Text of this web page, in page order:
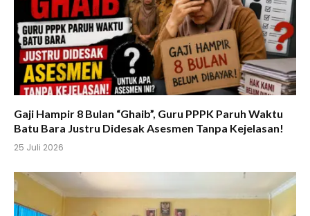
Gaji Hampir 8 Bulan “Ghaib”, Guru PPPK Paruh Waktu
Batu Bara Justru Didesak Asesmen Tanpa Kejelasan!
25 Juli 2026